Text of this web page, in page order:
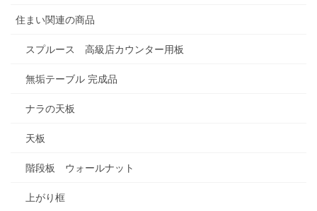
住まい関連の商品
スプルース 高級店カウンター用板
無垢テーブル 完成品
ナラの天板
天板
階段板 ウォールナット
上がり框